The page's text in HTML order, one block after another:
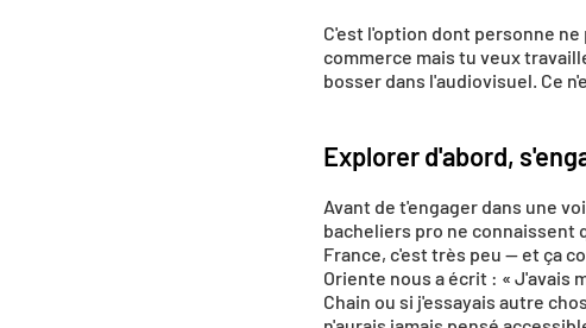
C'est l'option dont personne
commerce mais tu veux
bosser dans l'audiovisuel. Ce
Explorer d'abord,
Avant de t'engager dans une
bacheliers pro ne connaissent
France, c'est très peu — et ça
Oriente nous a écrit : « J'avais
Chain ou si j'essayais autre